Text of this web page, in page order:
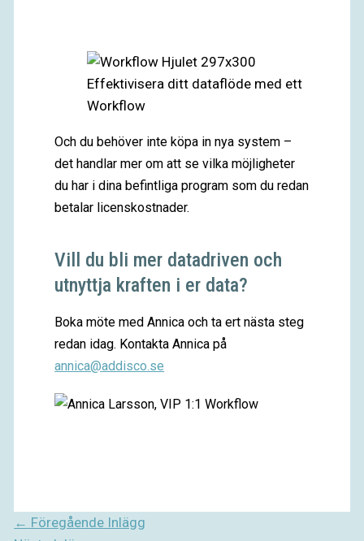
Effektivisera ditt dataflöde med ett
Workflow
Och du behöver inte köpa in nya system –
det handlar mer om att se vilka möjligheter
du har i dina befintliga program som du redan
betalar licenskostnader.
Vill du bli mer datadriven och
utnyttja kraften i er data?
Boka möte med Annica och ta ert nästa steg
redan idag. Kontakta Annica på
annica@addisco.se
← Föregående Inlägg